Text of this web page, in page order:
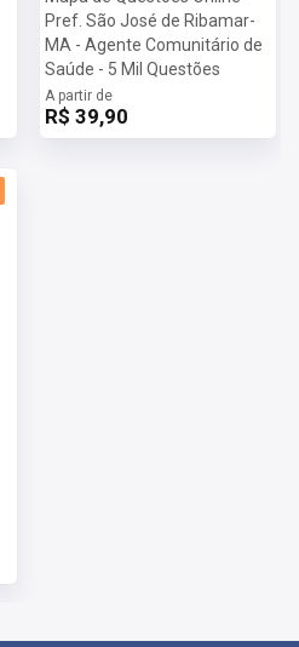
Pref. São José de Ribamar-
MA - Agente Comunitário de
Saúde - 5 Mil Questões
A partir de
R$ 39,90